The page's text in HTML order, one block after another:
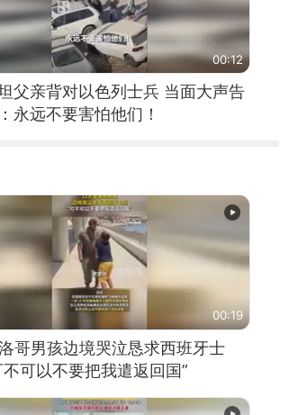
00:12
父亲背对以色列士兵 当面大声告
永远不要害怕他们！
00:19
哥男孩边境哭泣恳求西班牙士
不可以不要把我遣返回国”